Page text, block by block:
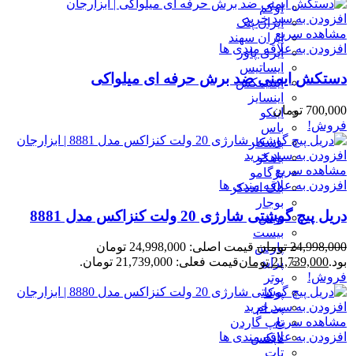
اوکم
ایران پتک
ایران سهند
ایزی پاور
ایساتیس
اینتیمکس
اینسایز
اینکو
باس
باسکار
باهکو
برگامو
بلک انددکر
بوجار
بوش
بیست
پارس
پراید
پوتر
پوکا
پی ام
تاپ گاردن
تاپکس
تات
افزودن به سبد خرید
مشاهده سریع
افزودن به علاقه مندی ها
دستکش ایمنی ضد برش حرفه ای میلواکی
700,000 تومان
فروش!
افزودن به سبد خرید
مشاهده سریع
افزودن به علاقه مندی ها
دریل پیچ گوشتی شارژی 20 ولت کنزاکس مدل 8881
24,998,000 تومان
قیمت اصلی: 24,998,000 تومان
بود.21,739,000 تومانقیمت فعلی: 21,739,000 تومان.
فروش!
افزودن به سبد خرید
مشاهده سریع
افزودن به علاقه مندی ها